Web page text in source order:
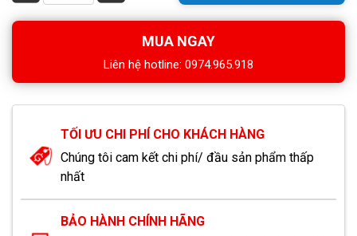
MUA NGAY
Liên hệ hotline: 0974.965.918
TỐI ƯU CHI PHÍ CHO KHÁCH HÀNG
Chúng tôi cam kết chi phí/ đầu sản phẩm thấp
nhất
BẢO HÀNH CHÍNH HÃNG